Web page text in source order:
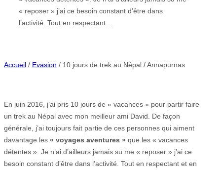
« reposer » j’ai ce besoin constant d’être dans
l’activité. Tout en respectant…
Accueil / Evasion / 10 jours de trek au Népal / Annapurnas
En juin 2016, j’ai pris 10 jours de « vacances » pour partir faire
un trek au Népal avec mon meilleur ami David. De façon
générale, j’ai toujours fait partie de ces personnes qui aiment
davantage les « voyages aventures » que les « vacances
détentes ». Je n’ai d’ailleurs jamais su me « reposer » j’ai ce
besoin constant d’être dans l’activité. Tout en respectant et en